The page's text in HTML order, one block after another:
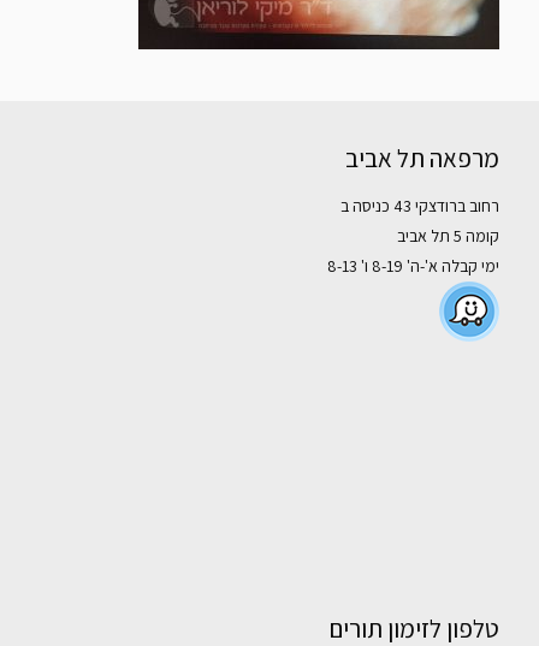
מרפאה תל אביב
רחוב ברודצקי 43 כניסה ב
קומה 5 תל אביב
ימי קבלה א'-ה' 8-19 ו' 8-13
טלפון לזימון תורים